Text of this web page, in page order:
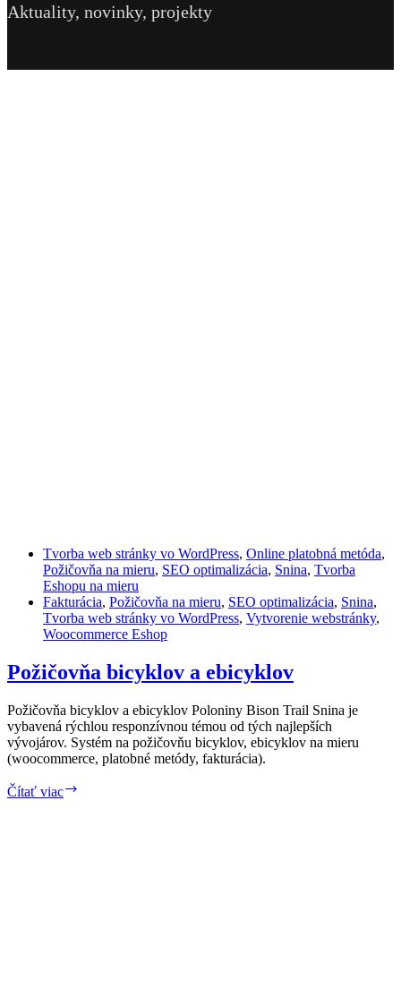
Aktuality, novinky, projekty
Tvorba web stránky vo WordPress, Online platobná metóda,
Požičovňa na mieru, SEO optimalizácia, Snina, Tvorba
Eshopu na mieru
Fakturácia, Požičovňa na mieru, SEO optimalizácia, Snina,
Tvorba web stránky vo WordPress, Vytvorenie webstránky,
Woocommerce Eshop
Požičovňa bicyklov a ebicyklov
Požičovňa bicyklov a ebicyklov Poloniny Bison Trail Snina je
vybavená rýchlou responzívnou témou od tých najlepších
vývojárov. Systém na požičovňu bicyklov, ebicyklov na mieru
(woocommerce, platobné metódy, fakturácia).
Čítať viac